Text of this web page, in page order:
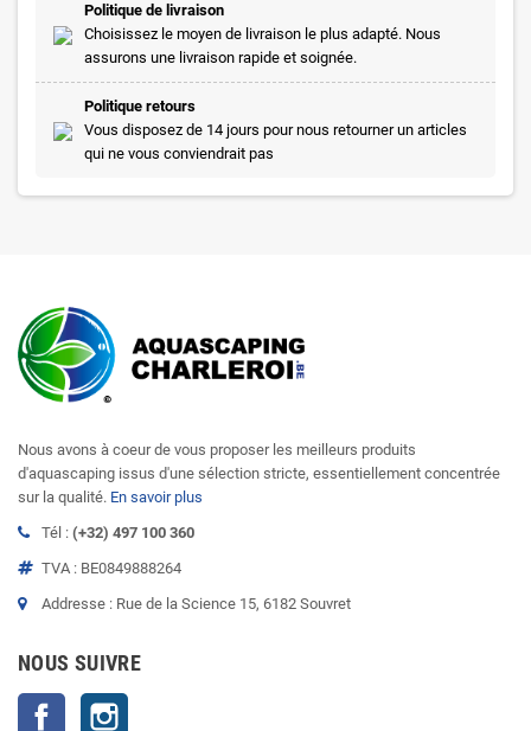
Politique de livraison
Choisissez le moyen de livraison le plus adapté. Nous
assurons une livraison rapide et soignée.
Politique retours
Vous disposez de 14 jours pour nous retourner un articles
qui ne vous conviendrait pas
Nous avons à coeur de vous proposer les meilleurs produits
d'aquascaping issus d'une sélection stricte, essentiellement concentrée
sur la qualité. En savoir plus
Tél : (+32) 497 100 360
TVA : BE0849888264
Addresse : Rue de la Science 15, 6182 Souvret
NOUS SUIVRE
Facebook